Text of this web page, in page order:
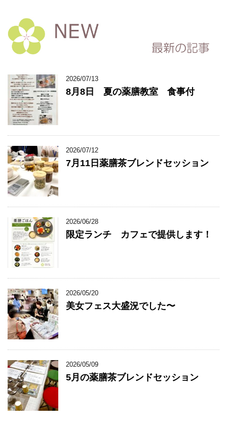
2026/07/13
8月8日 夏の薬膳教室 食事付
2026/07/12
7月11日薬膳茶ブレンドセッション
2026/06/28
限定ランチ カフェで提供します！
2026/05/20
美女フェス大盛況でした〜
2026/05/09
5月の薬膳茶ブレンドセッション